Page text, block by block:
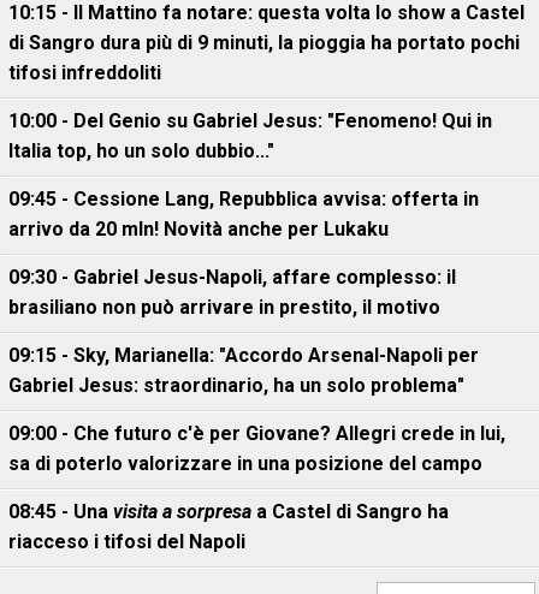
10:15 - Il Mattino fa notare: questa volta lo show a Castel
di Sangro dura più di 9 minuti, la pioggia ha portato pochi
tifosi infreddoliti
10:00 - Del Genio su Gabriel Jesus: "Fenomeno! Qui in
Italia top, ho un solo dubbio..."
09:45 - Cessione Lang, Repubblica avvisa: offerta in
arrivo da 20 mln! Novità anche per Lukaku
09:30 - Gabriel Jesus-Napoli, affare complesso: il
brasiliano non può arrivare in prestito, il motivo
09:15 - Sky, Marianella: "Accordo Arsenal-Napoli per
Gabriel Jesus: straordinario, ha un solo problema"
09:00 - Che futuro c'è per Giovane? Allegri crede in lui,
sa di poterlo valorizzare in una posizione del campo
08:45 - Una visita a sorpresa a Castel di Sangro ha
riacceso i tifosi del Napoli